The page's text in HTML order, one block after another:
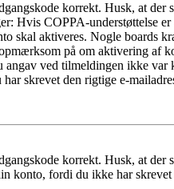
korrekt. Husk, at der
Hvis COPPA-understøttelse
skal aktiveres. Nogle boards
på om aktivering af
ved tilmeldingen ikke
skrevet den rigtige e-
korrekt. Husk, at der
konto, fordi du ikke har